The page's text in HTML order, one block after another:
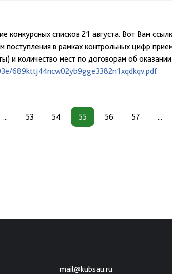
конкурсных списков 21 августа. Вот Вам
поступления в рамках контрольных цифр
и количество мест по договорам об
689kttj44ncw02yb9gge3382n1xqdkqv.pdf
... 53 54 55 56 57 ...
mail@kubsau.ru